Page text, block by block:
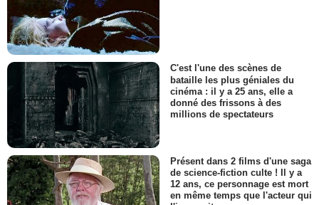
C'est l'une des scènes de
bataille les plus géniales du
cinéma : il y a 25 ans, elle a
donné des frissons à des
millions de spectateurs
Présent dans 2 films d'une saga
de science-fiction culte ! Il y a
12 ans, ce personnage est mort
en même temps que l'acteur qui